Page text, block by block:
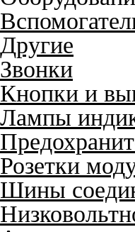
Другие
Звонки
Кнопки и
Лампы
Розетки
Шины